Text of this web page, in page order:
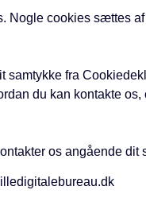
Nogle cookies sættes
fra
du kan kontakte
os angående dit